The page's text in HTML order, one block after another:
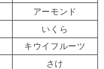
アーモンド
いくら
キウイフルーツ
さけ